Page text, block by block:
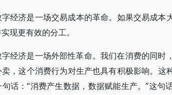
字经济是一场交易成本的革命。如果交易成
现更有效的分工。
经济是一场外部性革命。我们在消费的同时
，这个消费行为对生产也具有积极影响。这
话：“消费产生数据，数据赋能生产。”这